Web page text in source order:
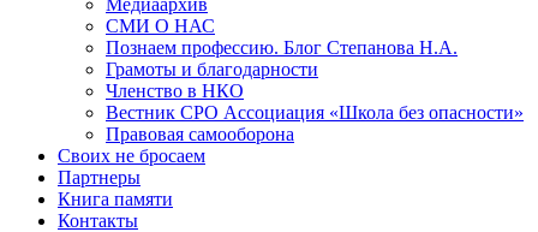
Медиаархив
СМИ О НАС
Познаем профессию. Блог Степанова Н.А.
Грамоты и благодарности
Членство в НКО
Вестник СРО Ассоциация «Школа без опасности»
Правовая самооборона
Своих не бросаем
Партнеры
Книга памяти
Контакты